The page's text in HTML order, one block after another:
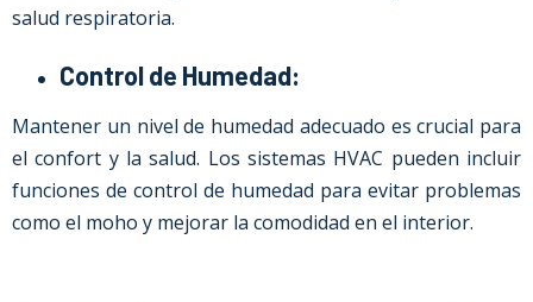
salud respiratoria.
Control de Humedad:
Mantener un nivel de humedad adecuado es crucial para
el confort y la salud. Los sistemas HVAC pueden incluir
funciones de control de humedad para evitar problemas
como el moho y mejorar la comodidad en el interior.